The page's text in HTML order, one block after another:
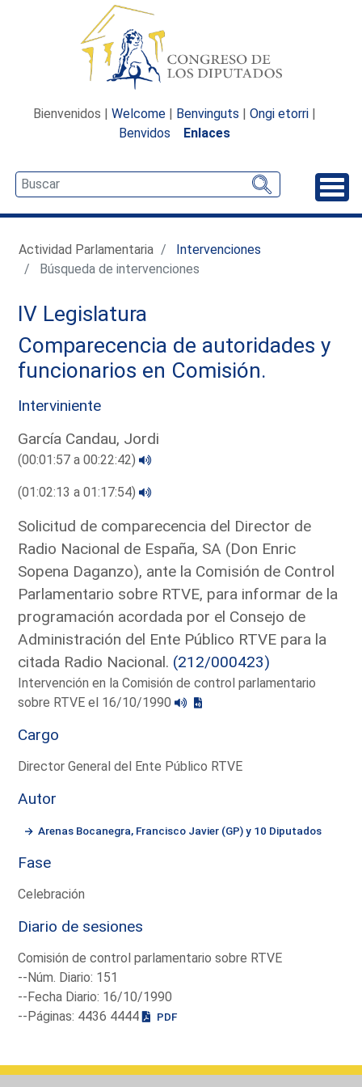
Bienvenidos | Welcome | Benvinguts | Ongi etorri |
Benvidos
Enlaces
Actividad Parlamentaria
Intervenciones
Búsqueda de intervenciones
IV Legislatura
Comparecencia de autoridades y
funcionarios en Comisión.
Interviniente
García Candau, Jordi
(00:01:57 a 00:22:42)
(01:02:13 a 01:17:54)
Solicitud de comparecencia del Director de
Radio Nacional de España, SA (Don Enric
Sopena Daganzo), ante la Comisión de Control
Parlamentario sobre RTVE, para informar de la
programación acordada por el Consejo de
Administración del Ente Público RTVE para la
citada Radio Nacional. (212/000423)
Intervención en la Comisión de control parlamentario
sobre RTVE el 16/10/1990
Cargo
Director General del Ente Público RTVE
Autor
Arenas Bocanegra, Francisco Javier (GP) y 10 Diputados
Fase
Celebración
Diario de sesiones
Comisión de control parlamentario sobre RTVE
--Núm. Diario: 151
--Fecha Diario: 16/10/1990
--Páginas: 4436 4444
PDF